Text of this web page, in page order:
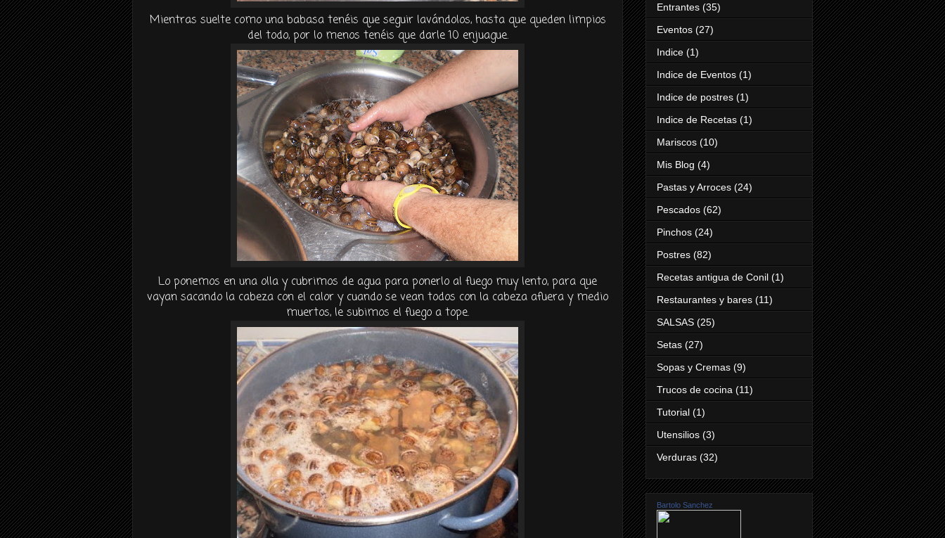
Mientras suelte como una babasa tenéis que seguir lavándolos, hasta que queden limpios
del todo, por lo menos tenéis que darle 10 enjuague.
Lo ponemos en una olla y cubrimos de agua para ponerlo al fuego muy lento, para que
vayan sacando la cabeza con el calor y cuando se vean todos con la cabeza afuera y medio
muertos, le subimos el fuego a tope.
Entrantes (35)
Eventos (27)
Indice (1)
Indice de Eventos (1)
Indice de postres (1)
Indice de Recetas (1)
Mariscos (10)
Mis Blog (4)
Pastas y Arroces (24)
Pescados (62)
Pinchos (24)
Postres (82)
Recetas antigua de Conil (1)
Restaurantes y bares (11)
SALSAS (25)
Setas (27)
Sopas y Cremas (9)
Trucos de cocina (11)
Tutorial (1)
Utensilios (3)
Verduras (32)
Bartolo Sanchez